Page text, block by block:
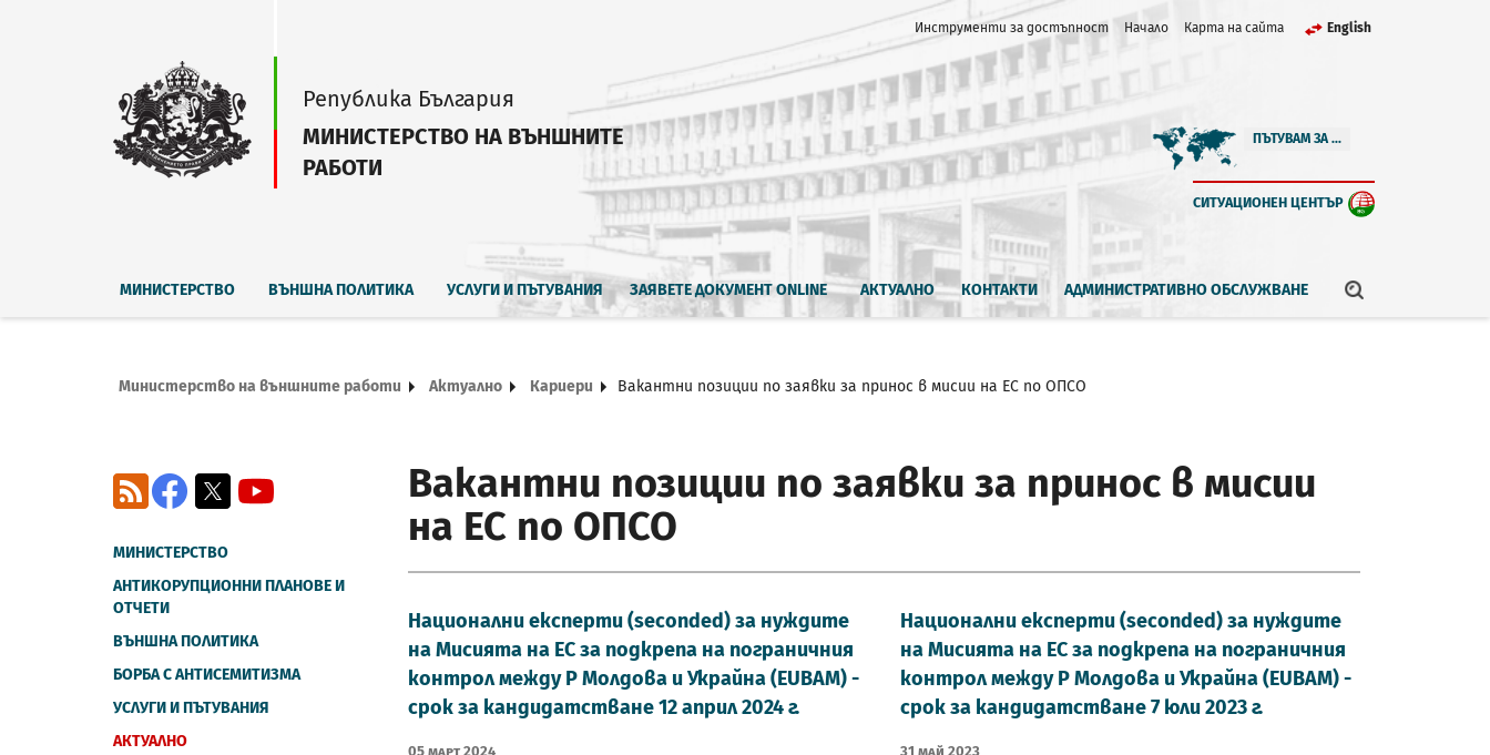
Инструменти за достъпност Начало Карта на сайта English
Република България
МИНИСТЕРСТВО НА ВЪНШНИТЕ
РАБОТИ
ПЪТУВАМ ЗА ...
СИТУАЦИОНЕН ЦЕНТЪР
МИНИСТЕРСТВО ВЪНШНА ПОЛИТИКА УСЛУГИ И ПЪТУВАНИЯ ЗАЯВЕТЕ ДОКУМЕНТ ONLINE АКТУАЛНО КОНТАКТИ АДМИНИСТРАТИВНО ОБСЛУЖВАНЕ
Министерство на външните работи Актуално Кариери Вакантни позиции по заявки за принос в мисии на ЕС по ОПСО
Facebook
X
RSS
МИНИСТЕРСТВО
АНТИКОРУПЦИОННИ ПЛАНОВЕ И
ОТЧЕТИ
ВЪНШНА ПОЛИТИКА
БОРБА С АНТИСЕМИТИЗМА
УСЛУГИ И ПЪТУВАНИЯ
АКТУАЛНО
Вакантни позиции по заявки за принос в мисии
на ЕС по ОПСО
Национални експерти (seconded) за нуждите
на Мисията на ЕС за подкрепа на пограничния
контрол между Р Молдова и Украйна (EUBAM) -
срок за кандидатстване 12 април 2024 г.
05 Март 2024
Национални експерти (seconded) за нуждите
на Мисията на ЕС за подкрепа на пограничния
контрол между Р Молдова и Украйна (EUBAM) -
срок за кандидатстване 7 юли 2023 г.
31 Май 2023